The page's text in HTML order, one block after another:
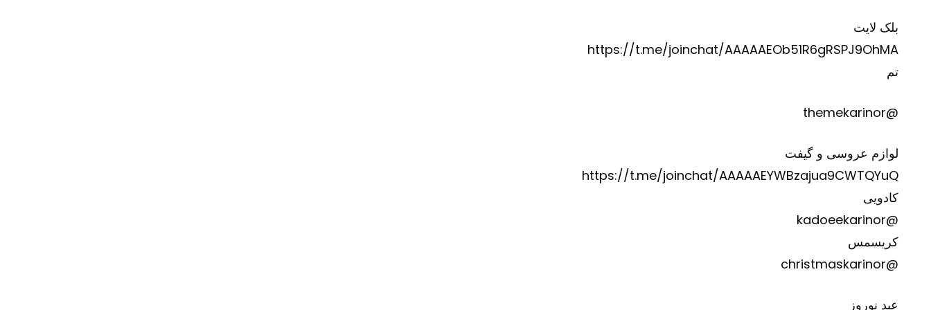
بلک لایت
https://t.me/joinchat/AAAAAEOb51R6gRSPJ9OhMA
تم
@themekarinor
لوازم عروسی و گیفت
https://t.me/joinchat/AAAAAEYWBzajua9CWTQYuQ
کادویی
@kadoeekarinor
کریسمس
@christmaskarinor
عید نوروز